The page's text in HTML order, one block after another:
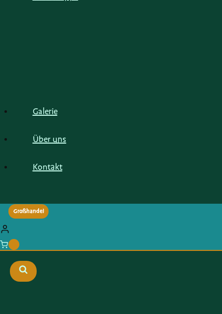
Galerie
Über uns
Kontakt
Großhandel